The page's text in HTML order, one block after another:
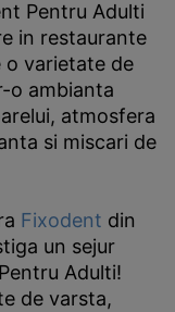
Pentru Adulti
in restaurante
o varietate de
o ambianta
atmosfera
si miscari de
Fixodent din
un sejur
Adulti!
de varsta,